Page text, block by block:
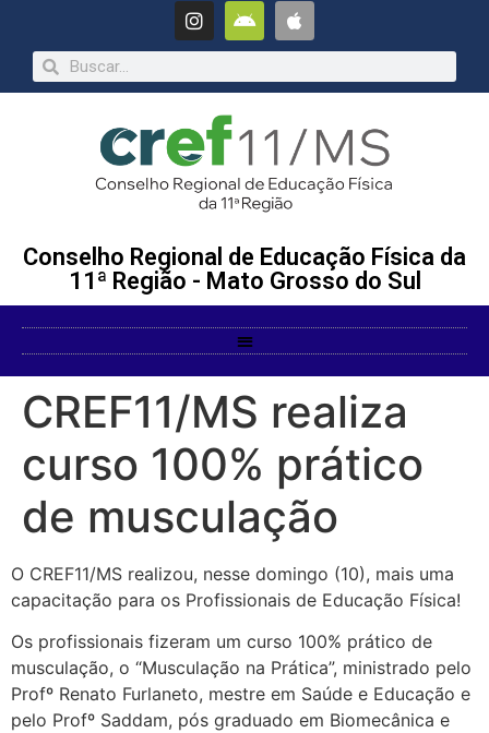
Conselho Regional de Educação Física da
11ª Região - Mato Grosso do Sul
CREF11/MS realiza
curso 100% prático
de musculação
O CREF11/MS realizou, nesse domingo (10), mais uma
capacitação para os Profissionais de Educação Física!
Os profissionais fizeram um curso 100% prático de
musculação, o “Musculação na Prática”, ministrado pelo
Profº Renato Furlaneto, mestre em Saúde e Educação e
pelo Profº Saddam, pós graduado em Biomecânica e